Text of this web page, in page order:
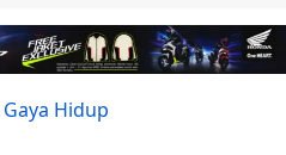
Gaya Hidup